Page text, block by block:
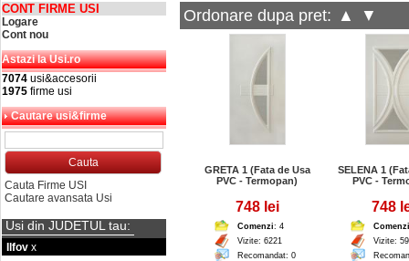
CONT FIRME USI
Logare
Cont nou
Astazi la Usi.ro
7074 usi&accesorii
1975 firme usi
Cautare usi&firme
Cauta Firme USI
Cautare avansata Usi
Usi din JUDETUL tau:
Ilfov x
Ordonare dupa pret: ▲ ▼
GRETA 1 (Fata de Usa
PVC - Termopan)
748 lei
Comenzi: 4
Vizite: 6221
Recomandat: 0
SELENA 1
PVC -
748
Comenzi
Vizite: